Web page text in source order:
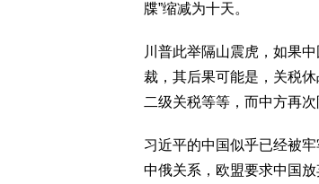
牒”缩减为十天。
川普此举隔山震虎，如果
裁，其后果可能是，关税
二级关税等等，而中方再
习近平的中国似乎已经被
中俄关系，欧盟要求中国